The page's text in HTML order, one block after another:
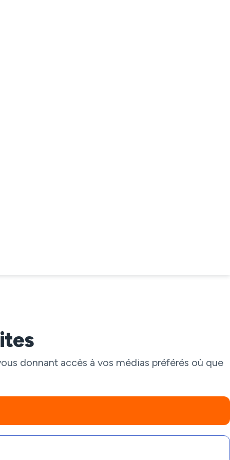
donnant accès à vos médias préférés où que